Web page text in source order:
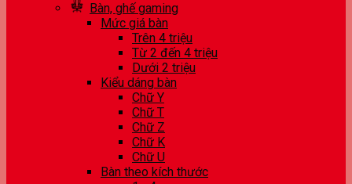
Bàn, ghế gaming
Mức giá bàn
Trên 4 triệu
Từ 2 đến 4 triệu
Dưới 2 triệu
Kiểu dáng bàn
Chữ Y
Chữ T
Chữ Z
Chữ K
Chữ U
Bàn theo kích thước